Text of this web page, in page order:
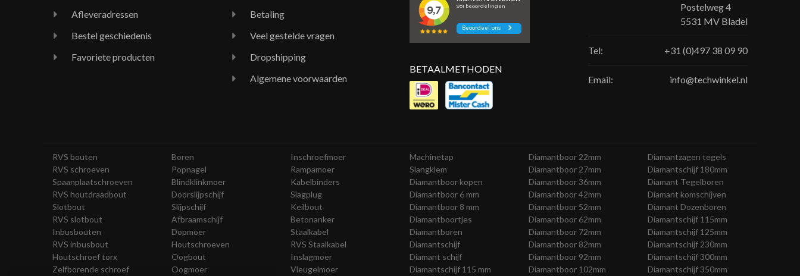
Afleveradressen
Bestel geschiedenis
Favoriete producten
Betaling
Veel gestelde vragen
Dropshipping
Algemene voorwaarden
BETAALMETHODEN
Postelweg 4
5531 MV Bladel
Tel: +31 (0)497 38 09 90
Email: info@techwinkel.nl
RVS bouten
RVS schroeven
Spaanplaatschroeven
RVS houtdraadbout
Slotbout
RVS slotbout
Inbusbouten
RVS inbusbout
Houtschroef torx
Zelfborende schroef
Boren
Popnagel
Blindklinkmoer
Doorslijpschijf
Slijpschijf
Afbraamschijf
Dopmoer
Houtschroeven
Oogbout
Oogmoer
Inschroefmoer
Rampamoer
Kabelbinders
Slagplug
Keilbout
Betonanker
Staalkabel
RVS Staalkabel
Inslagmoer
Vleugelmoer
Machinetap
Slangklem
Diamantboor kopen
Diamantboor 6 mm
Diamantboor 8 mm
Diamantboortjes
Diamantboren
Diamantschijf
Diamant schijf
Diamantschijf 115 mm
Diamantboor 22mm
Diamantboor 27mm
Diamantboor 36mm
Diamantboor 42mm
Diamantboor 52mm
Diamantboor 62mm
Diamantboor 72mm
Diamantboor 82mm
Diamantboor 92mm
Diamantboor 102mm
Diamantzagen tegels
Diamantschijf 180mm
Diamant Tegelboren
Diamant komschijven
Diamant Dozenboren
Diamantschijf 115mm
Diamantschijf 125mm
Diamantschijf 230mm
Diamantschijf 300mm
Diamantschijf 350mm